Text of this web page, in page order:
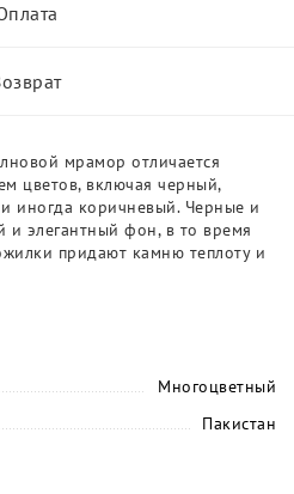
мрамор отличается
цветов, включая черный,
иногда коричневый. Черные и
и элегантный фон, в то время
придают камню теплоту и
Многоцветный
Пакистан